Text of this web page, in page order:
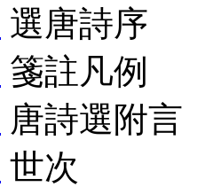
選唐詩序
箋註凡例
唐詩選附言
世次